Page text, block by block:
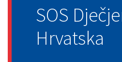
SOS
Hrvatska